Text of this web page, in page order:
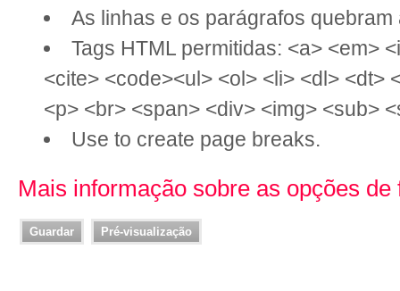
As linhas e os parágrafos quebram
Tags HTML permitidas: <a> <em>
<cite> <code><ul> <ol> <li> <dl> <dt>
<p> <br> <span> <div> <img> <sub>
Use to create page breaks.
Mais informação sobre as opções de